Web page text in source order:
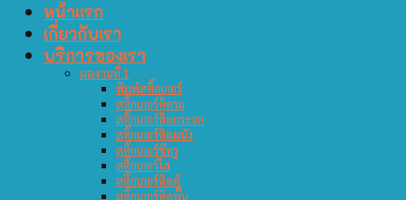
หน้าแรก
เกี่ยวกับเรา
บริการของเรา
ผลงานที่ 1
พิมพ์สติ๊กเกอร์
สติ๊กเกอร์ติดรถ
สติ๊กเกอร์ติดกระจก
สติ๊กเกอร์ติดผนัง
สติ๊กเกอร์ซีทรู
สติ๊กเกอร์ใส
สติ๊กเกอร์ติดตู้
สติ๊กเกอร์ติดพื้น